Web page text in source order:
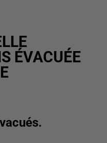
ÉVACUÉE